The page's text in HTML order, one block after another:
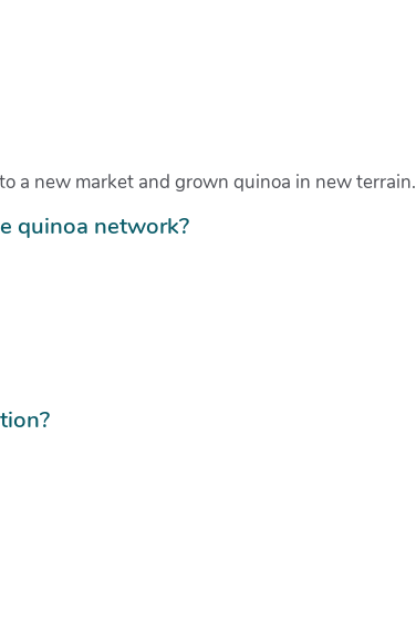
a new market and grown quinoa in new terrain.
quinoa network?